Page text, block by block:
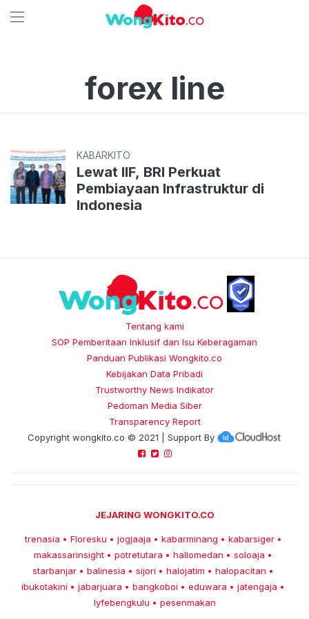
forex line
KABARKITO
Lewat IIF, BRI Perkuat
Pembiayaan Infrastruktur di
Indonesia
Tentang kami
SOP Pemberitaan Inklusif dan Isu Keberagaman
Panduan Publikasi Wongkito.co
Kebijakan Data Pribadi
Trustworthy News Indikator
Pedoman Media Siber
Transparency Report
Copyright wongkito.co © 2021 | Support By
JEJARING WONGKITO.CO
trenasia • Floresku • jogjaaja • kabarminang • kabarsiger •
makassarinsight • potretutara • hallomedan • soloaja •
starbanjar • balinesia • sijori • halojatim • halopacitan •
ibukotakini • jabarjuara • bangkoboi • eduwara • jatengaja •
lyfebengkulu • pesenmakan